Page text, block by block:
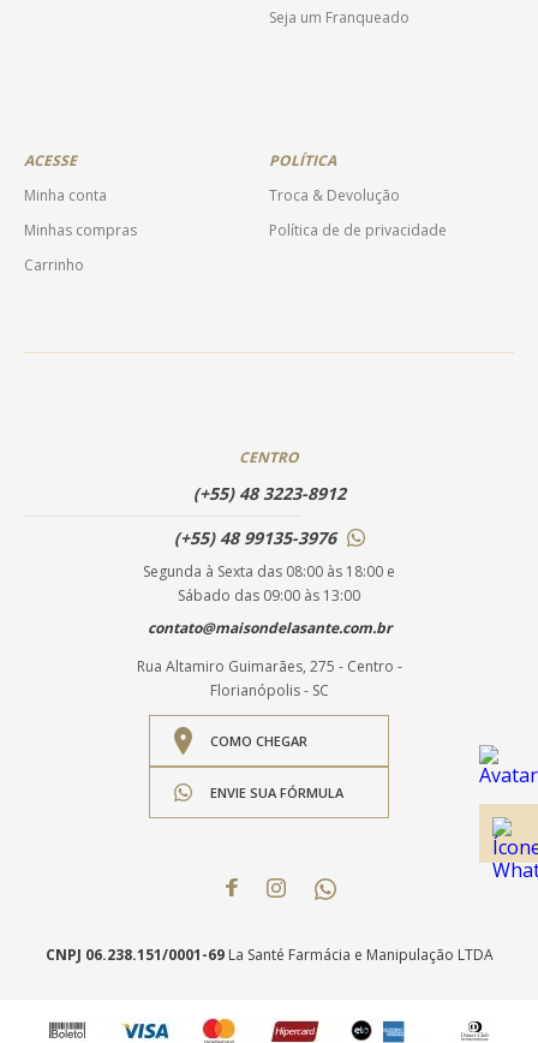
Seja um Franqueado
ACESSE
Minha conta
Minhas compras
Carrinho
POLÍTICA
Troca & Devolução
Política de de privacidade
CENTRO
(+55) 48 3223-8912
(+55) 48 99135-3976
Segunda à Sexta das 08:00 às 18:00 e
Sábado das 09:00 às 13:00
contato@maisondelasante.com.br
Rua Altamiro Guimarães, 275 - Centro -
Florianópolis - SC
COMO CHEGAR
ENVIE SUA FÓRMULA
CNPJ 06.238.151/0001-69La Santé Farmácia e Manipulação LTDA